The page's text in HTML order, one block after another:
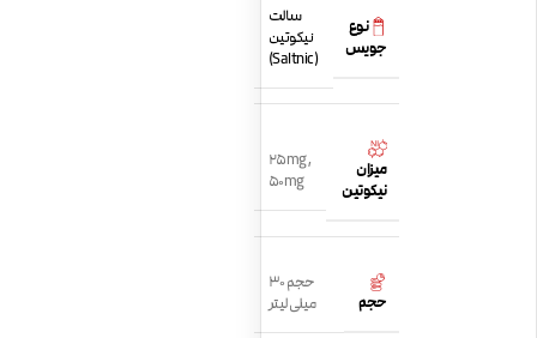
نوع
جویس
سالت
نیکوتین
(Saltnic)
میزان
نیکوتین
25mg,
50mg
حجم
حجم 30
میلی لیتر